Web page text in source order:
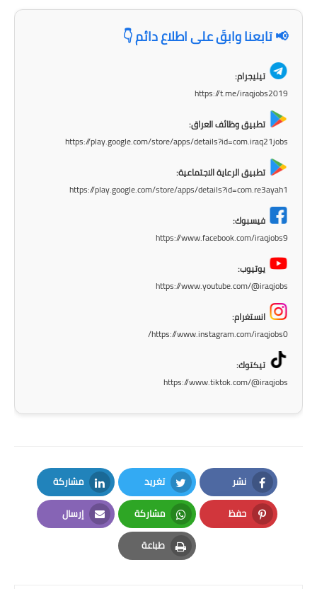
العطل
صحة وطب
📢 تابعنا وابقَ على اطلاع دائم 👇
تيليجرام:
https://t.me/iraqjobs2019
تطبيق وظائف العراق:
https://play.google.com/store/apps/details?id=com.iraq21jobs
تطبيق الرعاية الاجتماعية:
https://play.google.com/store/apps/details?id=com.re3ayah1
فيسبوك:
https://www.facebook.com/iraqjobs9
يوتيوب:
https://www.youtube.com/@iraqjobs
انستغرام:
https://www.instagram.com/iraqjobs0/
تيكتوك:
https://www.tiktok.com/@iraqjobs
نشر
Facebook
تغريد
Twitter
مشاركة
LinkedIn
حفظ
Pinterest
مشاركة
Whatsapp
إرسال
Email
طباعة
Print